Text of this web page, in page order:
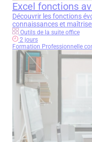
Excel fonctions
Découvrir les fonctions
connaissances et
Outils de la suite office
2 jours
Formation Professionnelle